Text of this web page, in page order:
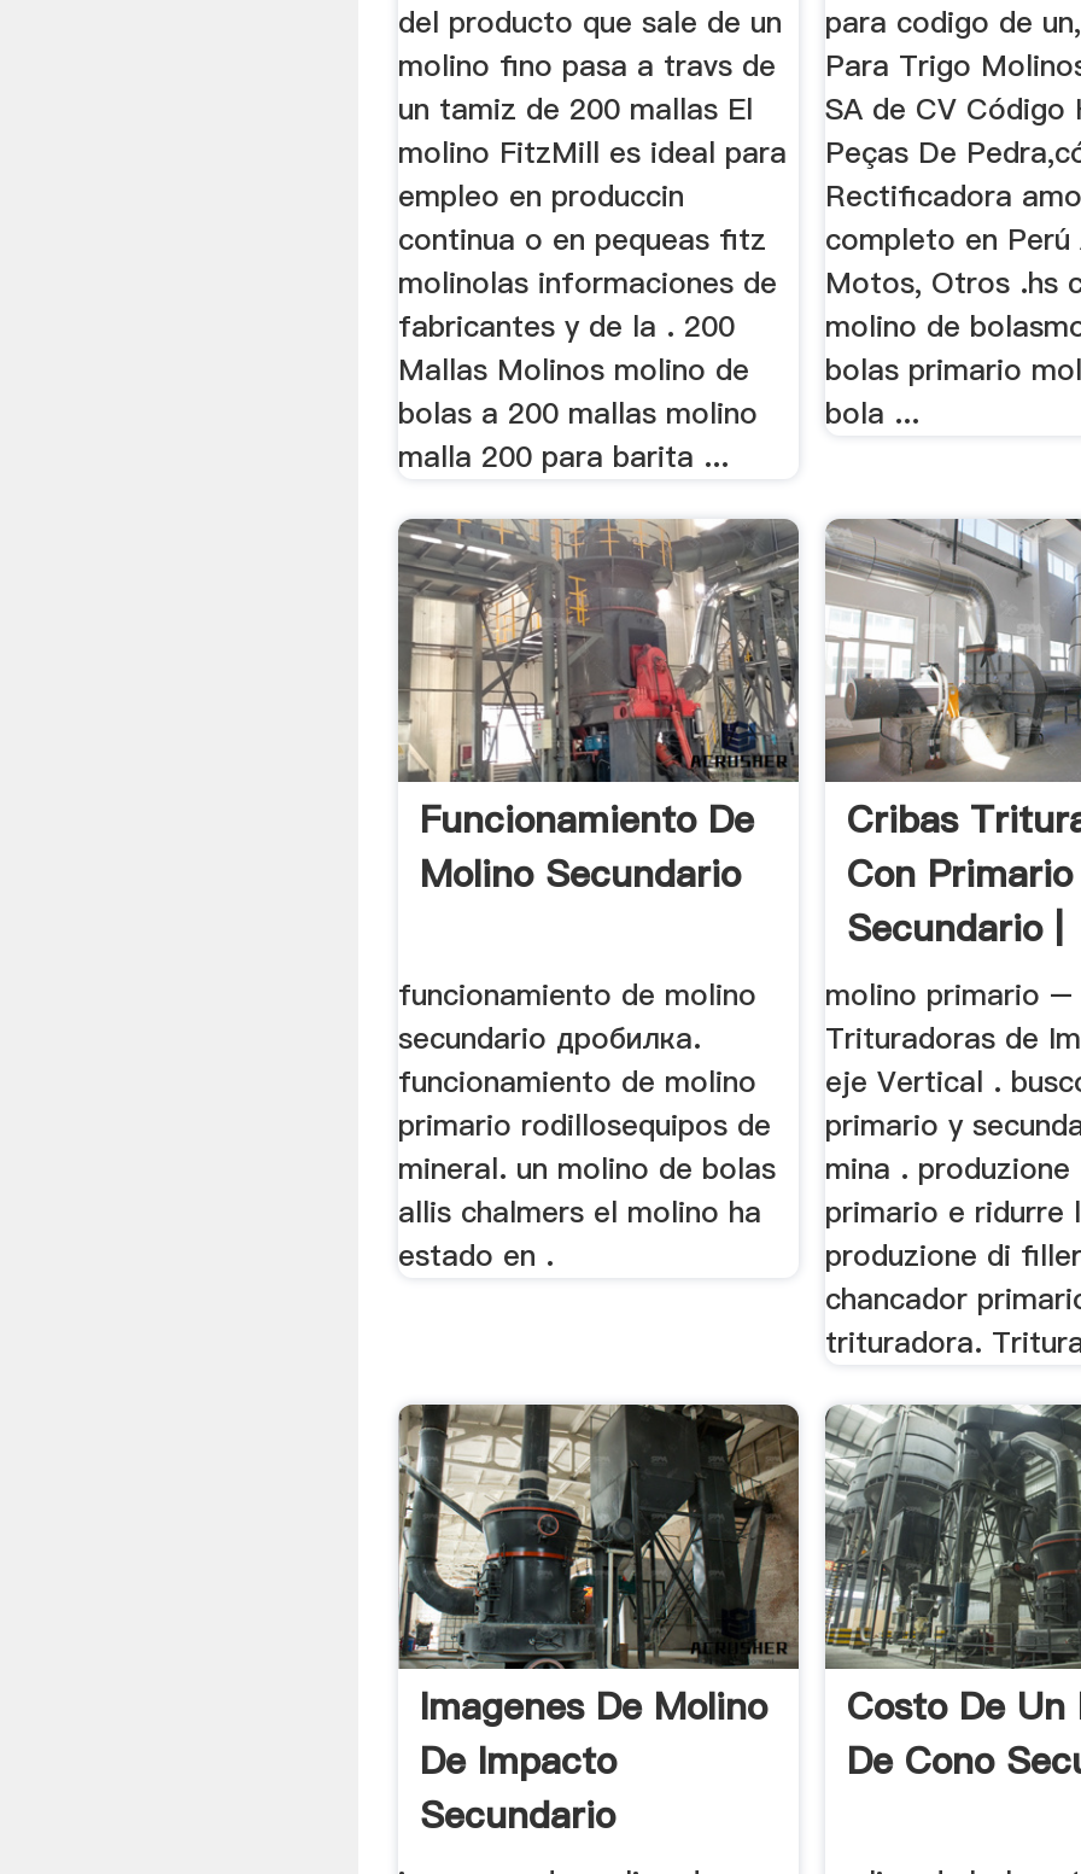
del producto que sale de un
molino fino pasa a travs de
un tamiz de 200 mallas El
molino FitzMill es ideal para
empleo en produccin
continua o en pequeas fitz
molinolas informaciones de
fabricantes y de la . 200
Mallas Molinos molino de
bolas a 200 mallas molino
malla 200 para barita ...
para codigo de
Para Trigo
SA de CV Código
Peças De
Rectificadora
completo en Perú
Motos, Otros .hs
molino de
bolas primario
bola ...
Funcionamiento De
Molino Secundario
funcionamiento de molino
secundario дробилка.
funcionamiento de molino
primario rodillosequipos de
mineral. un molino de bolas
allis chalmers el molino ha
estado en .
Cribas
Con
Secundario |
Trituradora
molino primario –
Trituradoras de
eje Vertical .
primario y
mina .
primario e ridurre
produzione di
chancador
trituradora.
Imagenes De Molino
De Impacto
Secundario
Costo De Un
De Cono